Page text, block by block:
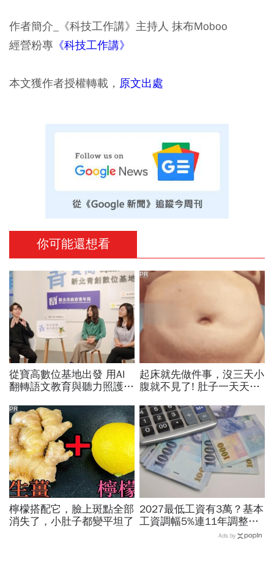
作者簡介_《科技工作講》主持人 抹布Moboo
經營粉專 《科技工作講》
本文獲作者授權轉載， 原文出處
你可能還想看
從寶高數位基地出發 用AI
翻轉語文教育與聽力照護，
起床就先做件事，沒三天小
腹就不見了! 肚子一天天變
PR
檸檬搭配它，臉上斑點全部
消失了，小肚子都變平坦了
PR
2027最低工資有3萬？基本
工資調幅5%連11年調整？
勞方喊話新鮮人起薪、臨時
Ads by